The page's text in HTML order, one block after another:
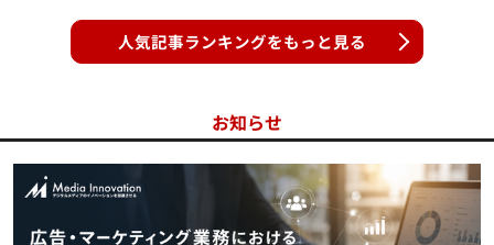
人気記事ランキングをもっと見る
お知らせ